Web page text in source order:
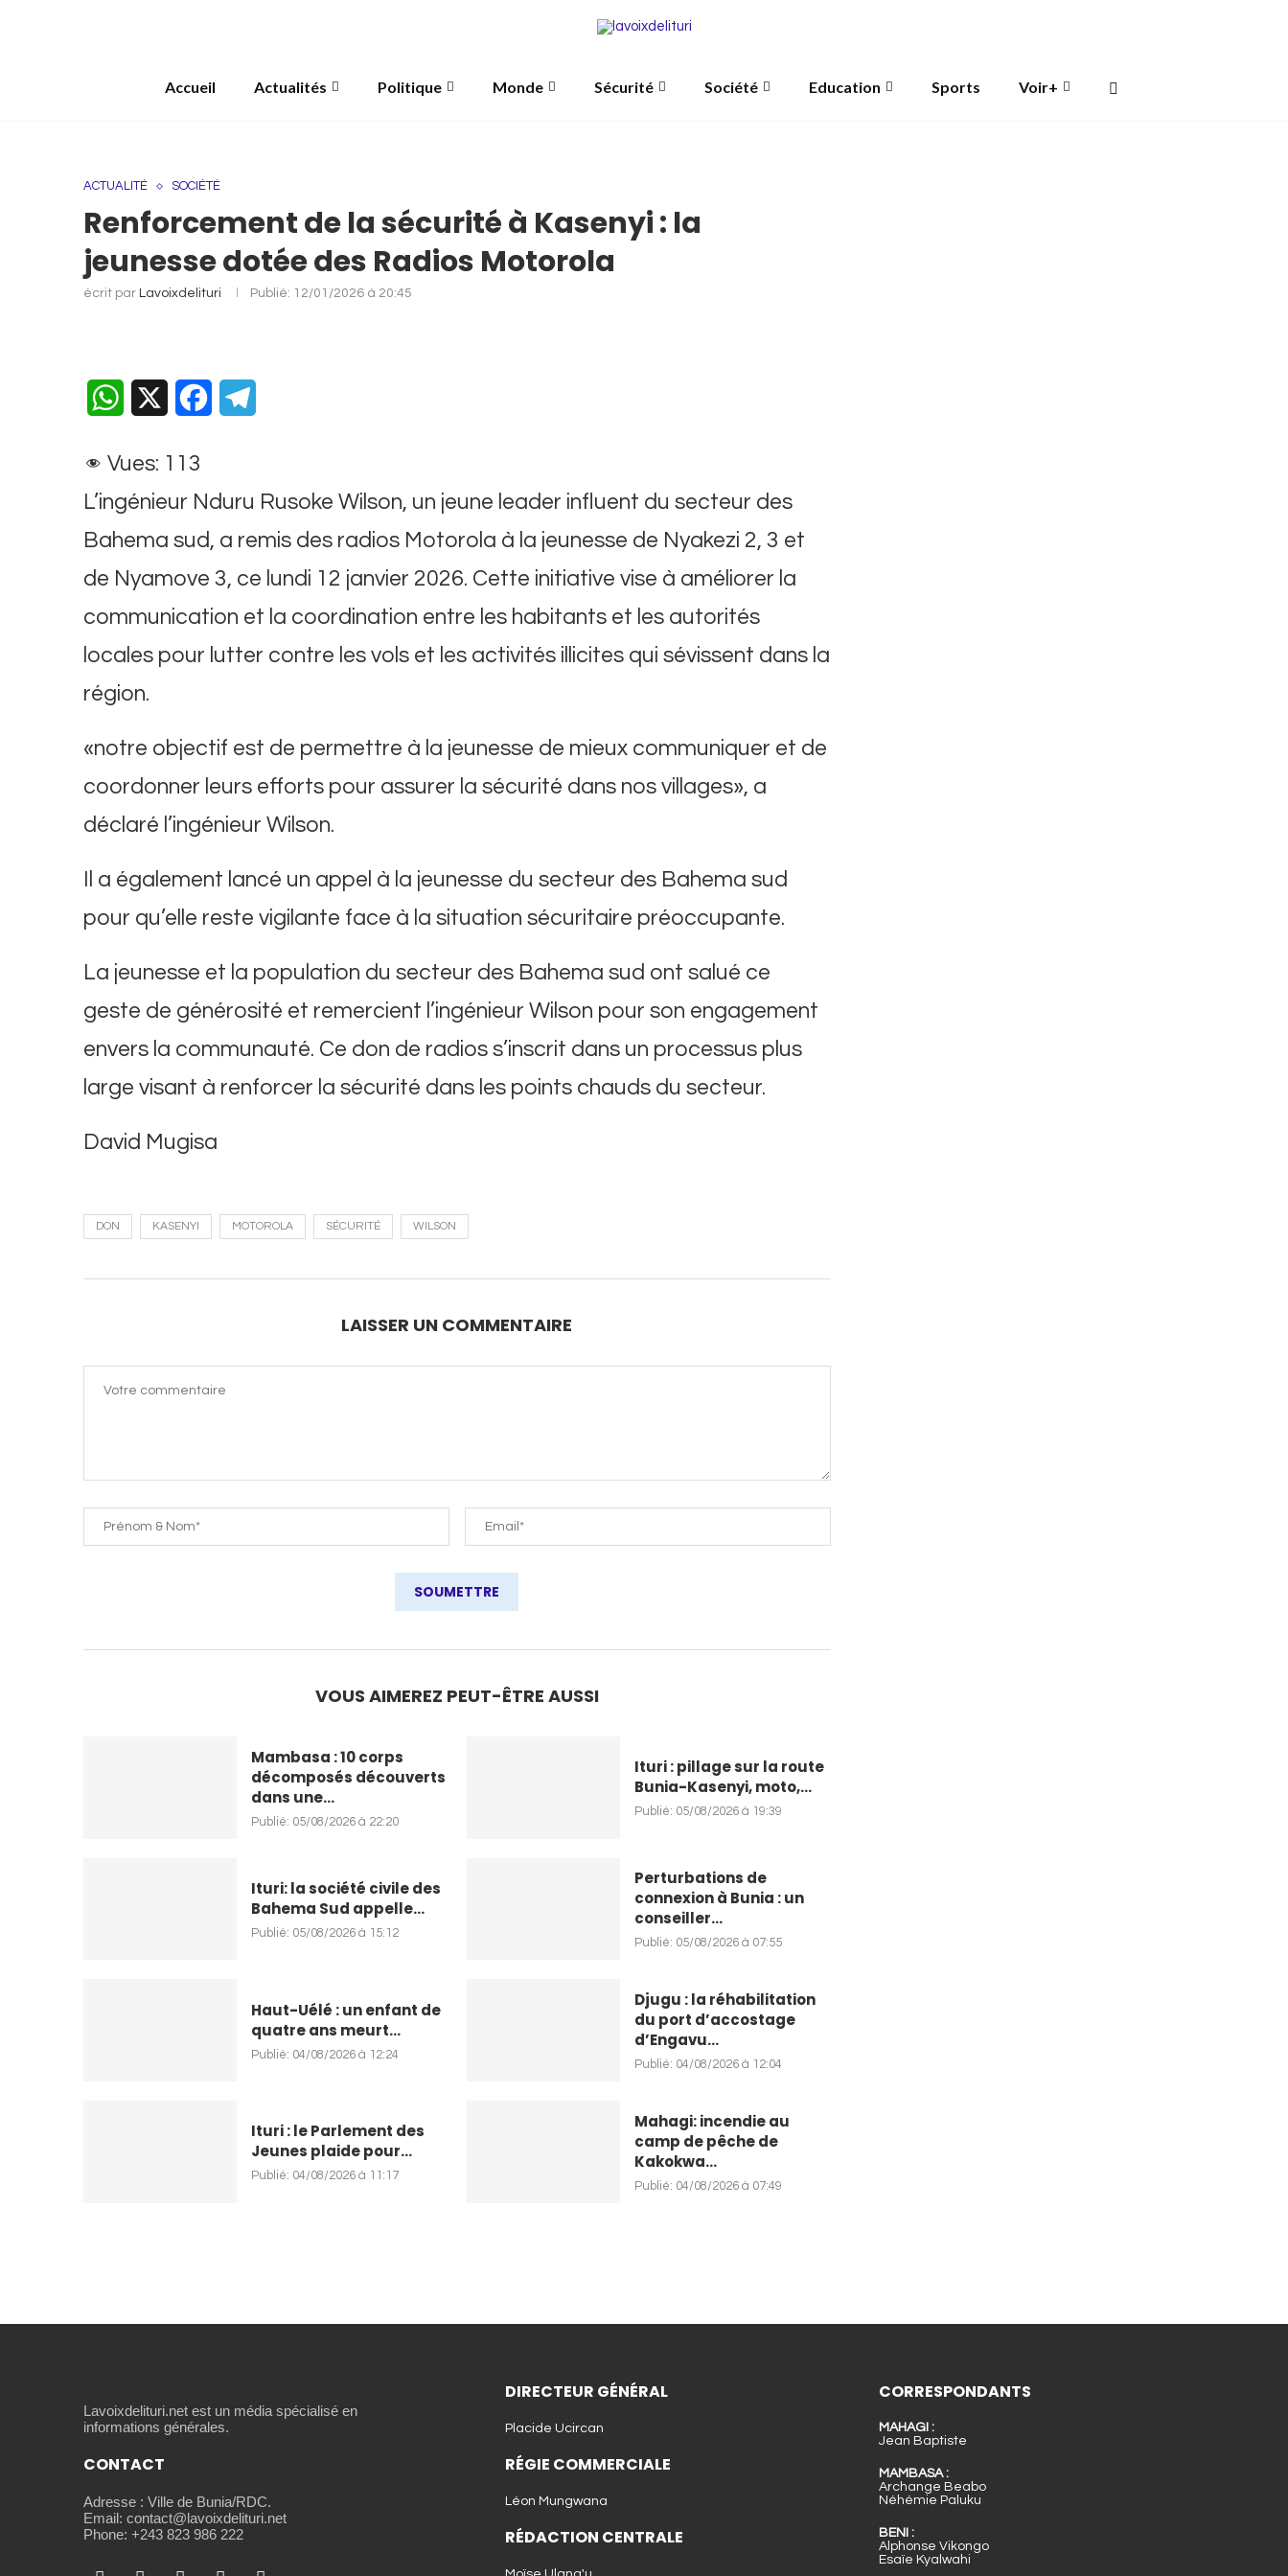
Accueil Actualités Politique Monde Sécurité Société Education Sports Voir+
ACTUALITÉ SOCIÉTÉ
Renforcement de la sécurité à Kasenyi : la
jeunesse dotée des Radios Motorola
écrit par Lavoixdelituri Publié: 12/01/2026 à 20:45
WhatsApp Facebook
Vues: 113
L’ingénieur Nduru Rusoke Wilson, un jeune leader influent du secteur des
Bahema sud, a remis des radios Motorola à la jeunesse de Nyakezi 2, 3 et
de Nyamove 3, ce lundi 12 janvier 2026. Cette initiative vise à améliorer la
communication et la coordination entre les habitants et les autorités
locales pour lutter contre les vols et les activités illicites qui sévissent dans la
région.
«notre objectif est de permettre à la jeunesse de mieux communiquer et de
coordonner leurs efforts pour assurer la sécurité dans nos villages», a
déclaré l’ingénieur Wilson.
Il a également lancé un appel à la jeunesse du secteur des Bahema sud
pour qu’elle reste vigilante face à la situation sécuritaire préoccupante.
La jeunesse et la population du secteur des Bahema sud ont salué ce
geste de générosité et remercient l’ingénieur Wilson pour son engagement
envers la communauté. Ce don de radios s’inscrit dans un processus plus
large visant à renforcer la sécurité dans les points chauds du secteur.
David Mugisa
DON KASENYI MOTOROLA SÉCURITÉ WILSON
LAISSER UN COMMENTAIRE
VOUS AIMEREZ PEUT-ÊTRE AUSSI
Mambasa : 10 corps
décomposés découverts
dans une...
Publié: 05/08/2026 à 22:20
Ituri : pillage sur la route
Bunia-Kasenyi, moto,...
Publié: 05/08/2026 à 19:39
Ituri: la société civile des
Bahema Sud appelle...
Publié: 05/08/2026 à 15:12
Perturbations de
connexion à Bunia : un
conseiller...
Publié: 05/08/2026 à 07:55
Haut-Uélé : un enfant de
quatre ans meurt...
Publié: 04/08/2026 à 12:24
Djugu : la réhabilitation
du port d’accostage
d’Engavu...
Publié: 04/08/2026 à 12:04
Ituri : le Parlement des
Jeunes plaide pour...
Publié: 04/08/2026 à 11:17
Mahagi: incendie au
camp de pêche de
Kakokwa...
Publié: 04/08/2026 à 07:49
Lavoixdelituri.net est un média spécialisé en
informations générales.
CONTACT
Adresse : Ville de Bunia/RDC.
Email: contact@lavoixdelituri.net
Phone: +243 823 986 222
DIRECTEUR GÉNÉRAL
Placide Ucircan
RÉGIE COMMERCIALE
Léon Mungwana
RÉDACTION CENTRALE
CORRESPONDANTS
MAHAGI :
Jean Baptiste
MAMBASA :
Archange Beabo
Néhémie Paluku
BENI :
Alphonse Vikongo
Esaïe Kyalwahi